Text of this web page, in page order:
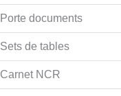
Porte documents
Sets de tables
Carnet NCR